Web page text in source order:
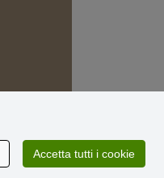
Accetta tutti i cookie